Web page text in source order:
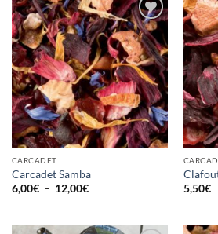
Ajouter
à la
wishlist
CARCADET
Carcadet Samba
6,00€ – 12,00€Plage
à
5,50€